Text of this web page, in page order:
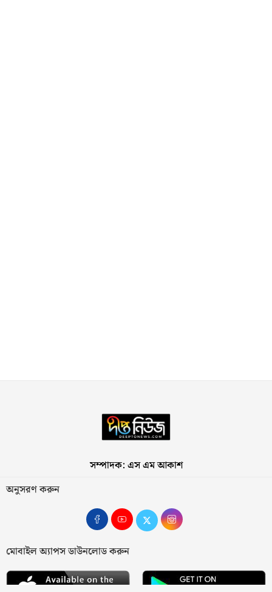
সম্পাদক: এস এম আকাশ
অনুসরণ করুন
মোবাইল অ্যাপস ডাউনলোড করুন